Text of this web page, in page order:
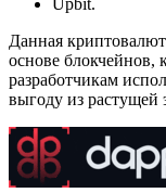
Данная
основе блокчейнов,
разработчикам
выгоду из растущей